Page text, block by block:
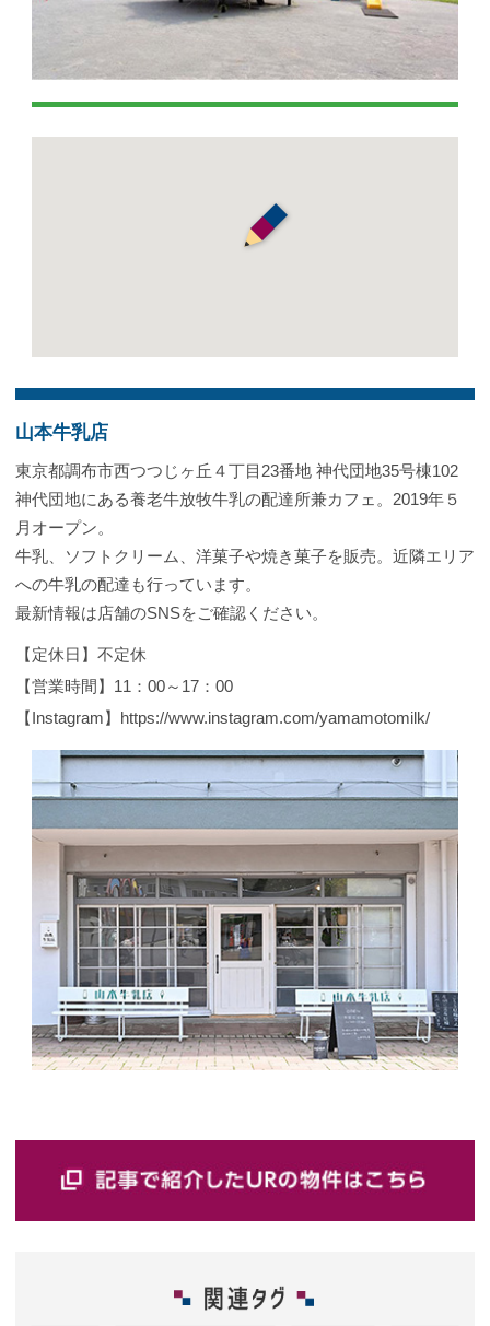
山本牛乳店
東京都調布市西つつじヶ丘４丁目23番地 神代団地35号棟102
神代団地にある養老牛放牧牛乳の配達所兼カフェ。2019年５
月オープン。
牛乳、ソフトクリーム、洋菓子や焼き菓子を販売。近隣エリア
への牛乳の配達も行っています。
最新情報は店舗のSNSをご確認ください。
【定休日】不定休
【営業時間】11：00～17：00
【Instagram】https://www.instagram.com/yamamotomilk/